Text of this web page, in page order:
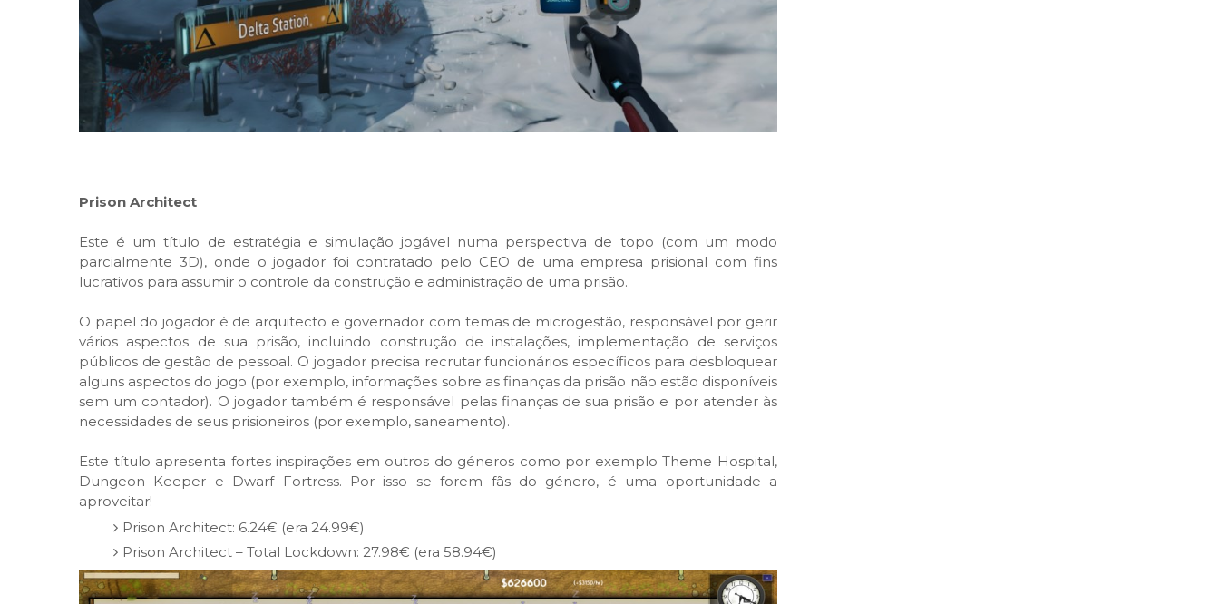
Prison Architect
Este é um título de estratégia e simulação jogável numa perspectiva de topo (com um modo
parcialmente 3D), onde o jogador foi contratado pelo CEO de uma empresa prisional com fins
lucrativos para assumir o controle da construção e administração de uma prisão.
O papel do jogador é de arquitecto e governador com temas de microgestão, responsável por gerir
vários aspectos de sua prisão, incluindo construção de instalações, implementação de serviços
públicos de gestão de pessoal. O jogador precisa recrutar funcionários específicos para desbloquear
alguns aspectos do jogo (por exemplo, informações sobre as finanças da prisão não estão disponíveis
sem um contador). O jogador também é responsável pelas finanças de sua prisão e por atender às
necessidades de seus prisioneiros (por exemplo, saneamento).
Este título apresenta fortes inspirações em outros do géneros como por exemplo Theme Hospital,
Dungeon Keeper e Dwarf Fortress. Por isso se forem fãs do género, é uma oportunidade a
aproveitar!
Prison Architect: 6.24€ (era 24.99€)
Prison Architect – Total Lockdown: 27.98€ (era 58.94€)